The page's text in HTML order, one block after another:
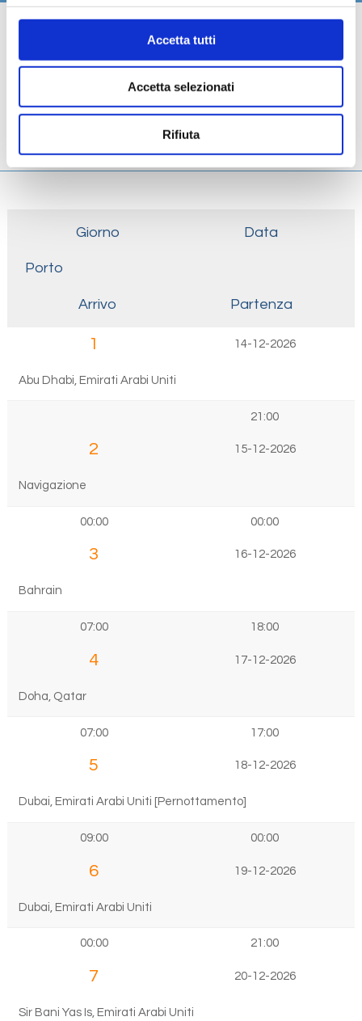
Accetta tutti
Accetta selezionati
Rifiuta
Scheda tecnica
Galleria
Cabine
Ponti
Giorno Data
Porto
Arrivo Partenza
1 14-12-2026
Abu Dhabi, Emirati Arabi Uniti
21:00
2 15-12-2026
Navigazione
00:00 00:00
3 16-12-2026
Bahrain
07:00 18:00
4 17-12-2026
Doha, Qatar
07:00 17:00
5 18-12-2026
Dubai, Emirati Arabi Uniti [Pernottamento]
09:00 00:00
6 19-12-2026
Dubai, Emirati Arabi Uniti
00:00 21:00
7 20-12-2026
Sir Bani Yas Is, Emirati Arabi Uniti